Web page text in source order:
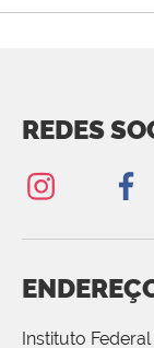
REDES
Instituto